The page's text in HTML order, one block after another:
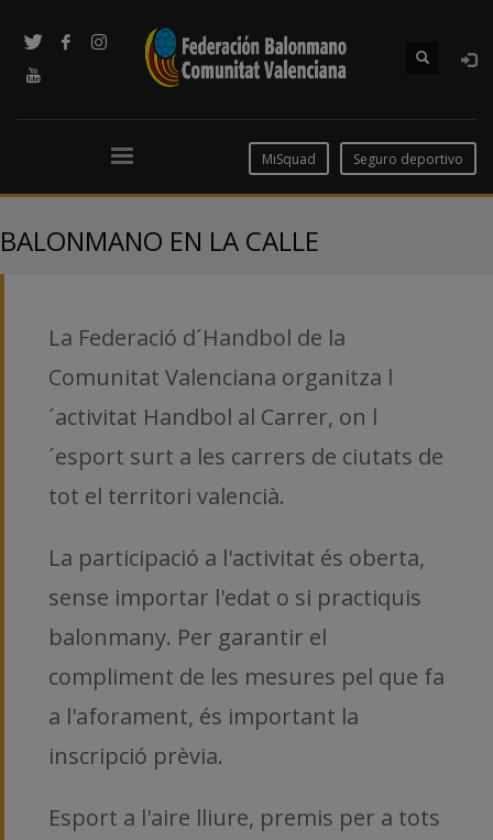
MiSquad Seguro deportivo
BALONMANO EN LA CALLE
La Federació d´Handbol de la
Comunitat Valenciana organitza l
´activitat Handbol al Carrer, on l
´esport surt a les carrers de ciutats de
tot el territori valencià.
La participació a l'activitat és oberta,
sense importar l'edat o si practiquis
balonmany. Per garantir el
compliment de les mesures pel que fa
a l'aforament, és important la
inscripció prèvia.
Esport a l'aire lliure, premis per a tots